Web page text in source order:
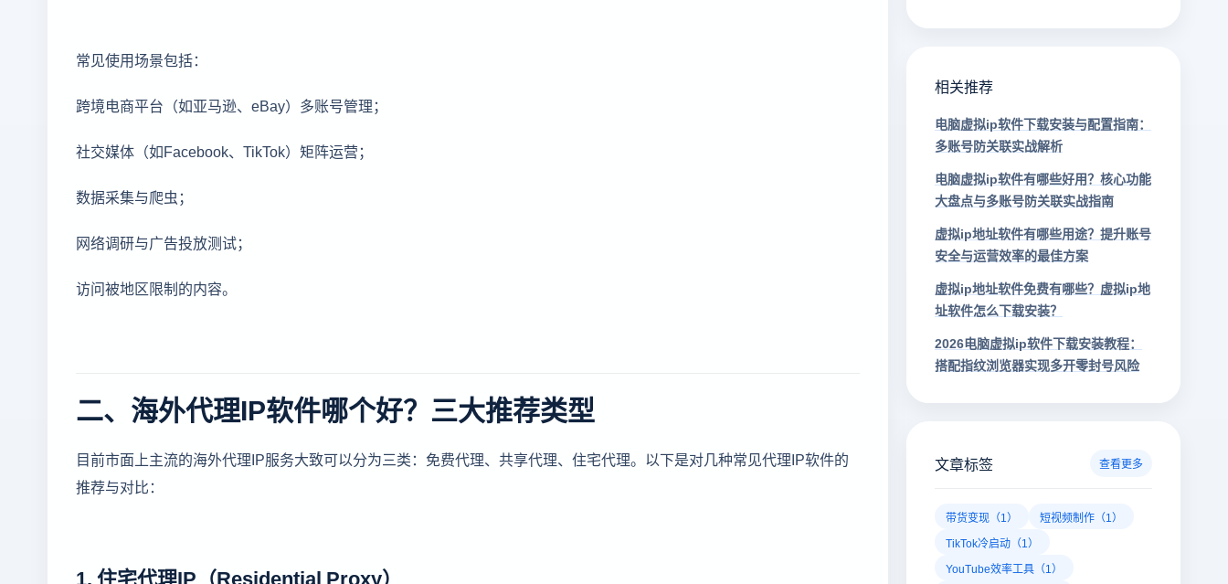
常见使用场景包括：
跨境电商平台（如亚马逊、eBay）多账号管理；
社交媒体（如Facebook、TikTok）矩阵运营；
数据采集与爬虫；
网络调研与广告投放测试；
访问被地区限制的内容。
二、海外代理IP软件哪个好？三大推荐类型
目前市面上主流的海外代理IP服务大致可以分为三类：免费代理、共享代理、住宅代理。以下是对几种常见代理IP软件的
推荐与对比：
1. 住宅代理IP（Residential Proxy）
相关推荐
电脑虚拟ip软件下载安装与配置指南：
多账号防关联实战解析
电脑虚拟ip软件有哪些好用？核心功能
大盘点与多账号防关联实战指南
虚拟ip地址软件有哪些用途？提升账号
安全与运营效率的最佳方案
虚拟ip地址软件免费有哪些？虚拟ip地
址软件怎么下载安装？
2026电脑虚拟ip软件下载安装教程：
搭配指纹浏览器实现多开零封号风险
文章标签 查看更多
带货变现（1）
短视频制作（1）
TikTok冷启动（1）
YouTube效率工具（1）